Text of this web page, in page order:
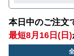
本日中のご注文
最短8月16日(日)